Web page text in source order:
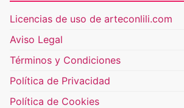
Licencias de uso de arteconlili.com
Aviso Legal
Términos y Condiciones
Política de Privacidad
Política de Cookies